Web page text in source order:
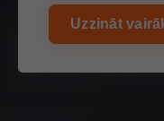
Uzzināt